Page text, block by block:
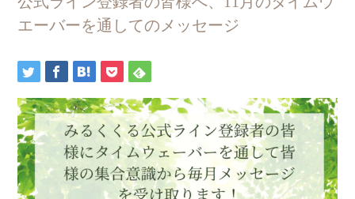
エーバーを通してのメッセージ